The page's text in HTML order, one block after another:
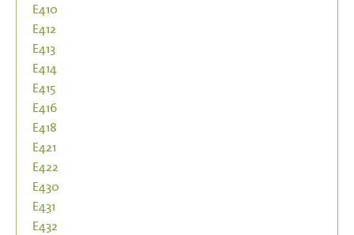
E410
E412
E413
E414
E415
E416
E418
E421
E422
E430
E431
E432